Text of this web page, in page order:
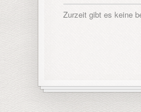
Zurzeit gibt es keine